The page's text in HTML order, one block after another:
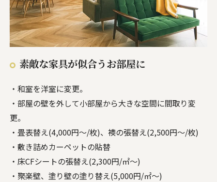
素敵な家具が似合うお部屋に
・和室を洋室に変更。
・部屋の壁を外して小部屋から大きな空間に間取り変
更。
・畳表替え(4,000円～/枚)、襖の張替え(2,500円～/枚)
・敷き詰めカーペットの貼替
・床CFシートの張替え(2,300円/㎡～)
・聚楽壁、塗り壁の塗り替え(5,000円/㎡～)